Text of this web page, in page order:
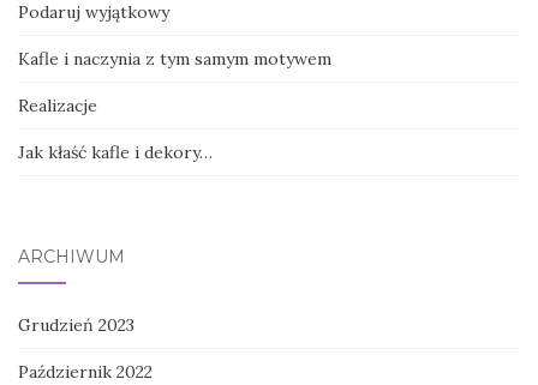
Podaruj wyjątkowy
Kafle i naczynia z tym samym motywem
Realizacje
Jak kłaść kafle i dekory…
ARCHIWUM
Grudzień 2023
Październik 2022